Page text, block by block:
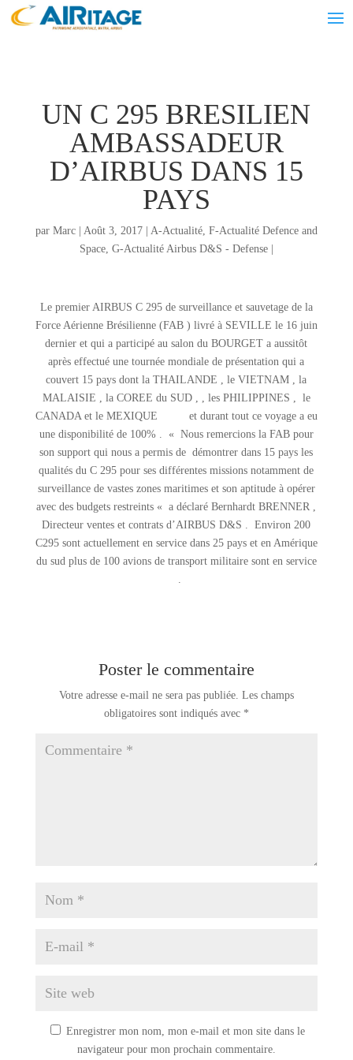
UN C 295 BRESILIEN
AMBASSADEUR
D’AIRBUS DANS 15
PAYS
par Marc| Août 3, 2017| A-Actualité, F-Actualité Defence and
Space, G-Actualité Airbus D&S - Defense|
Le premier AIRBUS C 295 de surveillance et sauvetage de la
Force Aérienne Brésilienne (FAB ) livré à SEVILLE le 16 juin
dernier et qui a participé au salon du BOURGET a aussitôt
après effectué une tournée mondiale de présentation qui a
couvert 15 pays dont la THAILANDE , le VIETNAM , la
MALAISIE , la COREE du SUD , , les PHILIPPINES , le
CANADA et le MEXIQUE et durant tout ce voyage a eu
une disponibilité de 100% . « Nous remercions la FAB pour
son support qui nous a permis de démontrer dans 15 pays les
qualités du C 295 pour ses différentes missions notamment de
surveillance de vastes zones maritimes et son aptitude à opérer
avec des budgets restreints « a déclaré Bernhardt BRENNER ,
Directeur ventes et contrats d’AIRBUS D&S . Environ 200
C295 sont actuellement en service dans 25 pays et en Amérique
du sud plus de 100 avions de transport militaire sont en service
.
Poster le commentaire
Votre adresse e-mail ne sera pas publiée. Les champs
obligatoires sont indiqués avec *
Enregistrer mon nom, mon e-mail et mon site dans le
navigateur pour mon prochain commentaire.